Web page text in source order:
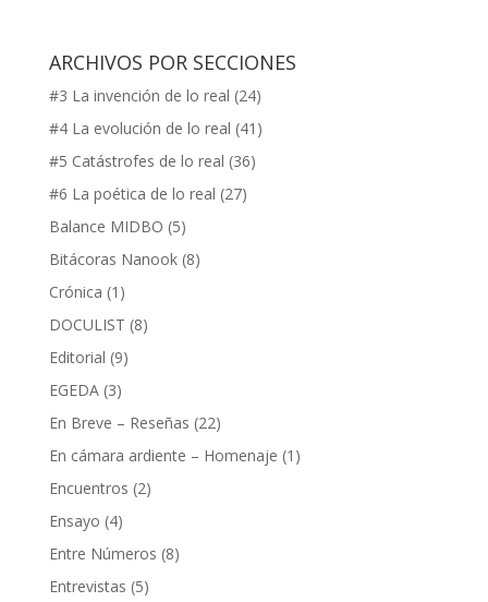
ARCHIVOS POR SECCIONES
#3 La invención de lo real (24)
#4 La evolución de lo real (41)
#5 Catástrofes de lo real (36)
#6 La poética de lo real (27)
Balance MIDBO (5)
Bitácoras Nanook(8)
Crónica (1)
DOCULIST (8)
Editorial (9)
EGEDA(3)
En Breve – Reseñas (22)
En cámara ardiente – Homenaje (1)
Encuentros (2)
Ensayo (4)
Entre Números (8)
Entrevistas (5)